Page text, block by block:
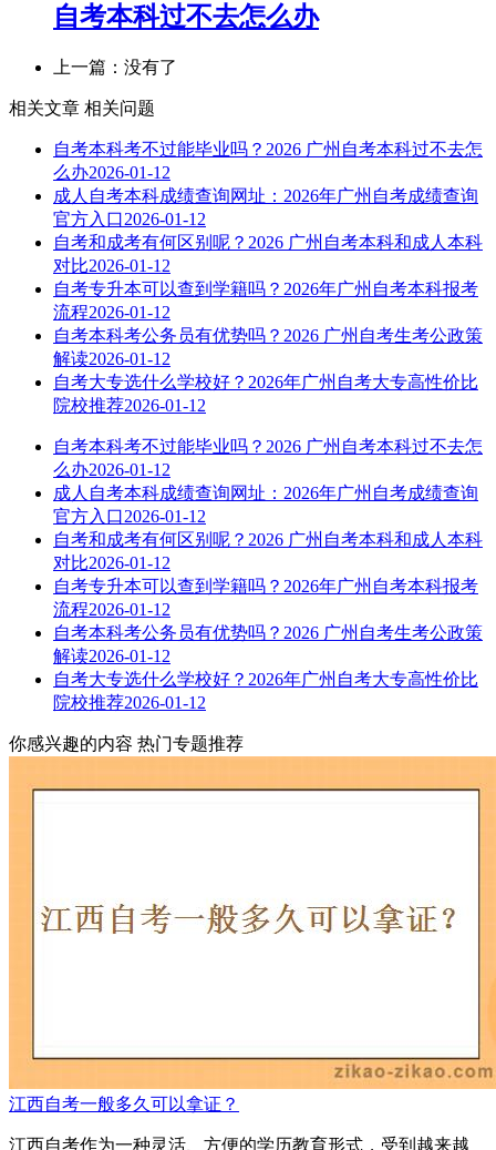
自考本科过不去怎么办
上一篇：没有了
相关文章 相关问题
自考本科考不过能毕业吗？2026 广州自考本科过不去怎
么办2026-01-12
成人自考本科成绩查询网址：2026年广州自考成绩查询
官方入口2026-01-12
自考和成考有何区别呢？2026 广州自考本科和成人本科
对比2026-01-12
自考专升本可以查到学籍吗？2026年广州自考本科报考
流程2026-01-12
自考本科考公务员有优势吗？2026 广州自考生考公政策
解读2026-01-12
自考大专选什么学校好？2026年广州自考大专高性价比
院校推荐2026-01-12
自考本科考不过能毕业吗？2026 广州自考本科过不去怎
么办2026-01-12
成人自考本科成绩查询网址：2026年广州自考成绩查询
官方入口2026-01-12
自考和成考有何区别呢？2026 广州自考本科和成人本科
对比2026-01-12
自考专升本可以查到学籍吗？2026年广州自考本科报考
流程2026-01-12
自考本科考公务员有优势吗？2026 广州自考生考公政策
解读2026-01-12
自考大专选什么学校好？2026年广州自考大专高性价比
院校推荐2026-01-12
你感兴趣的内容 热门专题推荐
江西自考一般多久可以拿证？
江西自考作为一种灵活、方便的学历教育形式，受到越来越